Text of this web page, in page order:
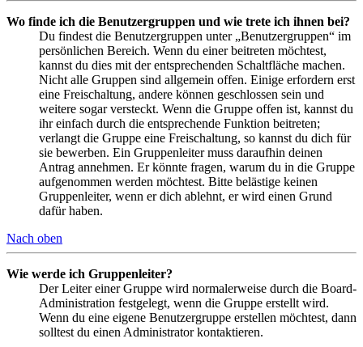
Wo finde ich die Benutzergruppen und wie trete ich ihnen bei?
Du findest die Benutzergruppen unter „Benutzergruppen“ im
persönlichen Bereich. Wenn du einer beitreten möchtest,
kannst du dies mit der entsprechenden Schaltfläche machen.
Nicht alle Gruppen sind allgemein offen. Einige erfordern erst
eine Freischaltung, andere können geschlossen sein und
weitere sogar versteckt. Wenn die Gruppe offen ist, kannst du
ihr einfach durch die entsprechende Funktion beitreten;
verlangt die Gruppe eine Freischaltung, so kannst du dich für
sie bewerben. Ein Gruppenleiter muss daraufhin deinen
Antrag annehmen. Er könnte fragen, warum du in die Gruppe
aufgenommen werden möchtest. Bitte belästige keinen
Gruppenleiter, wenn er dich ablehnt, er wird einen Grund
dafür haben.
Nach oben
Wie werde ich Gruppenleiter?
Der Leiter einer Gruppe wird normalerweise durch die Board-
Administration festgelegt, wenn die Gruppe erstellt wird.
Wenn du eine eigene Benutzergruppe erstellen möchtest, dann
solltest du einen Administrator kontaktieren.